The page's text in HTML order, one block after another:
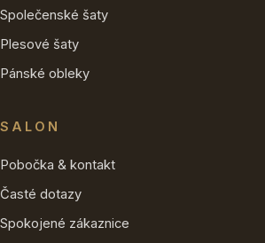
Společenské šaty
Plesové šaty
Pánské obleky
SALON
Pobočka & kontakt
Časté dotazy
Spokojené zákaznice